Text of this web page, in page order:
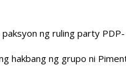
ng ruling party
hakbang ng grupo ni